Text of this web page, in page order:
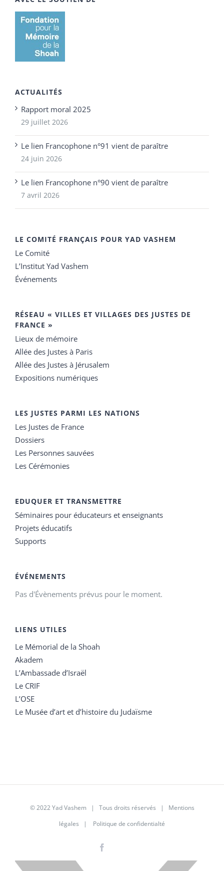
ACTUALITÉS
Rapport moral 2025
29 juillet 2026
Le lien Francophone n°91 vient de paraître
24 juin 2026
Le lien Francophone n°90 vient de paraître
7 avril 2026
LE COMITÉ FRANÇAIS POUR YAD VASHEM
Le Comité
L’Institut Yad Vashem
Événements
RÉSEAU « VILLES ET VILLAGES DES JUSTES DE
FRANCE »
Lieux de mémoire
Allée des Justes à Paris
Allée des Justes à Jérusalem
Expositions numériques
LES JUSTES PARMI LES NATIONS
Les Justes de France
Dossiers
Les Personnes sauvées
Les Cérémonies
EDUQUER ET TRANSMETTRE
Séminaires pour éducateurs et enseignants
Projets éducatifs
Supports
ÉVÉNEMENTS
Pas d'Évènements prévus pour le moment.
LIENS UTILES
Le Mémorial de la Shoah
Akadem
L’Ambassade d’Israël
Le CRIF
L’OSE
Le Musée d’art et d’histoire du Judaïsme
© 2022 Yad Vashem | Tous droits réservés | Mentions
légales | Politique de confidentialté
X